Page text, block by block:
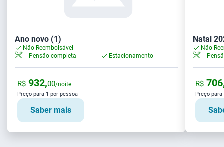
Ano novo (1)
Não Reembolsável
Pensão completa
Estacionamento
R$ 932,00/noite
Preço para 1 por pessoa
Saber mais
Natal
Não
R$
Preço